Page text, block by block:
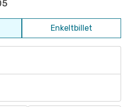
Enkeltbillet